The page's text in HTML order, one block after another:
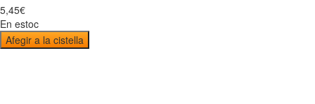
5,45€
En estoc
Afegir a la cistella